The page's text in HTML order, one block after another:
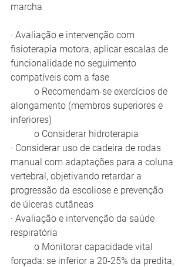
marcha
· Avaliação e intervenção com
fisioterapia motora, aplicar escalas de
funcionalidade no seguimento
compatíveis com a fase
alongamento (membros superiores e
inferiores)
	o Considerar hidroterapia
· Considerar uso de cadeira de rodas
manual com adaptações para a coluna
vertebral, objetivando retardar a
progressão da escoliose e prevenção
de úlceras cutâneas
· Avaliação e intervenção da saúde
respiratória
forçada: se inferior a 20-25% da predita,